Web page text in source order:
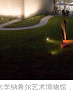
学纳希尔艺术博物馆